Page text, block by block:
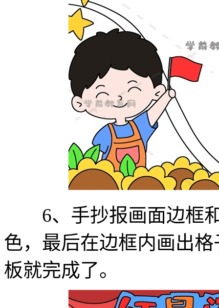
6、手抄报画面边框和
色，最后在边框内画出
板就完成了。